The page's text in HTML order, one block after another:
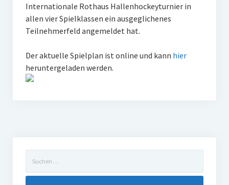
M U12
Internationale Hallenhockeyturnier
Sieger
Internationale Rothaus Hallenhockeyturnier in
allen vier Spielklassen ein ausgeglichenes
Teilnehmerfeld angemeldet hat.
Der aktuelle Spielplan ist online und kann hier
heruntergeladen werden.
nach: